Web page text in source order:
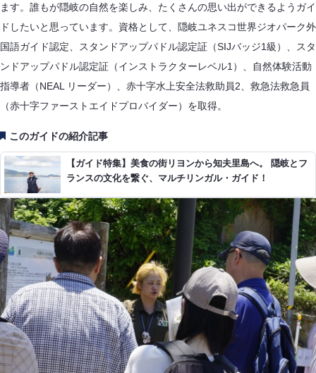
ます。誰もが隠岐の自然を楽しみ、たくさんの思い出ができるようガイ
ドしたいと思っています。資格として、隠岐ユネスコ世界ジオパーク外
国語ガイド認定、スタンドアップパドル認定証（SIJバッジ1級）、スタ
ンドアップパドル認定証（インストラクターレベル1）、自然体験活動
指導者（NEAL リーダー）、赤十字水上安全法救助員2、救急法救急員
（赤十字ファーストエイドプロバイダー）を取得。
このガイドの紹介記事
【ガイド特集】美食の街リヨンから知夫里島へ。 隠岐とフ
ランスの文化を繋ぐ、マルチリンガル・ガイド！